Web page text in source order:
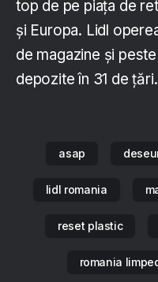
top de pe piața de
și Europa. Lidl
de magazine și
depozite în 31 de țări.
asap
lidl romania
reset plastic
romania